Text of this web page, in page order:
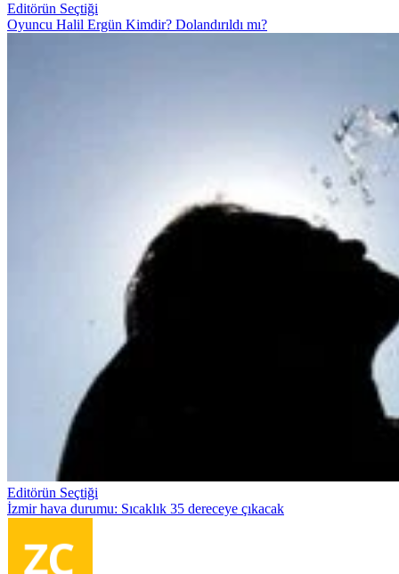
Editörün Seçtiği
Oyuncu Halil Ergün Kimdir? Dolandırıldı mı?
Editörün Seçtiği
İzmir hava durumu: Sıcaklık 35 dereceye çıkacak